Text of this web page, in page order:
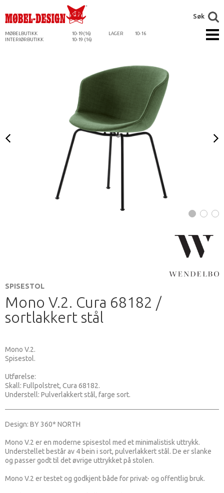
MØBELBUTIKK 10-19(16) LAGER
10-16
INTERIØRBUTIKK
10-19 (16)
Søk
SPISESTOL
Mono V.2. Cura 68182 /
sortlakkert stål
Mono V.2.
Spisestol.
Utførelse:
Skall: Fullpolstret, Cura 68182.
Understell: Pulverlakkert stål, farge sort.
Design: BY 360* NORTH
Mono V.2 er en moderne spisestol med et minimalistisk uttrykk.
Understellet består av 4 bein i sort, pulverlakkert stål. De er slanke
og passer godt til det øvrige uttrykket på stolen.
Mono V.2 er testet og godkjent både for privat- og offentlig bruk.